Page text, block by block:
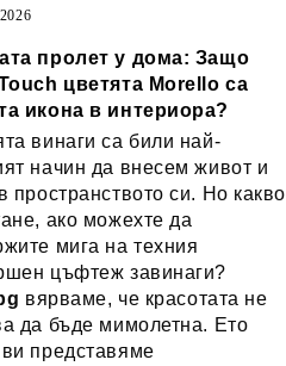
пролет у дома: Защо
цветята Morello са
икона в интериора?
винаги са били най-
начин да внесем живот и
пространството си. Но какво
ако можехте да
мига на техния
цъфтеж завинаги?
вярваме, че красотата не
да бъде мимолетна. Ето
представяме